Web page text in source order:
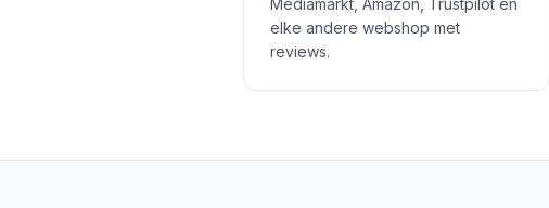
Mediamarkt, Amazon, Trustpilot en
elke andere webshop met
reviews.